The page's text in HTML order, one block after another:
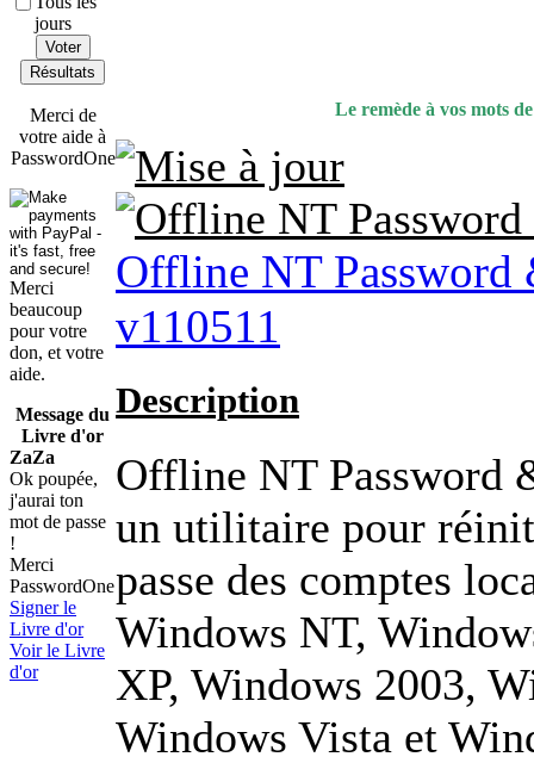
jours
Voter
Résultats
Merci de
votre aide à
PasswordOne
Merci
beaucoup
pour votre
don, et votre
aide.
Message du
Livre d'or
ZaZa
Ok poupée,
j'aurai ton
mot de passe
!
Merci
PasswordOne
Signer le
Livre d'or
Voir le Livre
d'or
Le remède à vos mots
Offline NT
v110511
Description
Offline NT Password
un utilitaire pour
passe des comptes
Windows NT,
XP, Windows 2003,
Windows Vista et